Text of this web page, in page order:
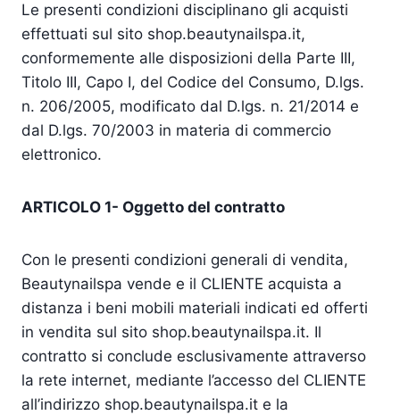
Le presenti condizioni disciplinano gli acquisti
effettuati sul sito shop.beautynailspa.it,
conformemente alle disposizioni della Parte III,
Titolo III, Capo I, del Codice del Consumo, D.lgs.
n. 206/2005, modificato dal D.lgs. n. 21/2014 e
dal D.lgs. 70/2003 in materia di commercio
elettronico.
ARTICOLO 1- Oggetto del contratto
Con le presenti condizioni generali di vendita,
Beautynailspa vende e il CLIENTE acquista a
distanza i beni mobili materiali indicati ed offerti
in vendita sul sito shop.beautynailspa.it. Il
contratto si conclude esclusivamente attraverso
la rete internet, mediante l’accesso del CLIENTE
all’indirizzo shop.beautynailspa.it e la